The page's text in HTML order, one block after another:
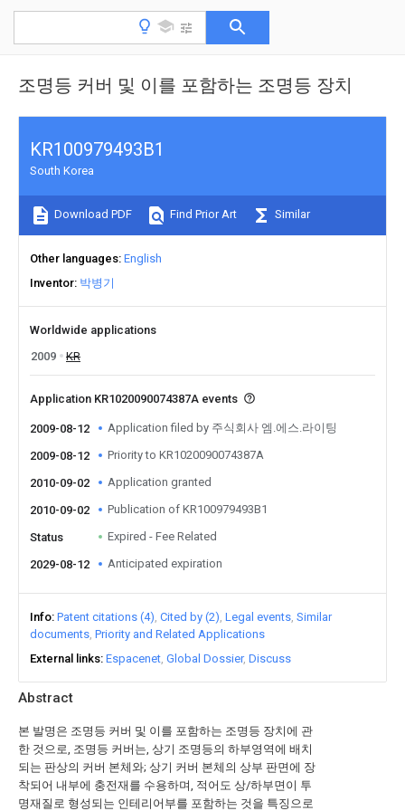
조명등 커버 및 이를 포함하는 조명등 장치
Abstract
본 발명은 조명등 커버 및 이를 포함하는 조명등 장치에 관
한 것으로, 조명등 커버는, 상기 조명등의 하부영역에 배치
되는 판상의 커버 본체와; 상기 커버 본체의 상부 판면에 장
착되어 내부에 충전재를 수용하며, 적어도 상/하부면이 투
명재질로 형성되는 인테리어부를 포함하는 것을 특징으로
KR100979493B1
South Korea
Download PDF Find Prior Art Similar
Other languages English
Inventor 박병기
Worldwide applications
2009
KR
Application KR1020090074387A events
2009-08-12 Application filed by 주식회사 엠.에스.라이팅
2009-08-12 Priority to KR1020090074387A
2010-09-02 Application granted
2010-09-02 Publication of KR100979493B1
Status Expired - Fee Related
2029-08-12 Anticipated expiration
Info Patent citations (4) Cited by (2) Legal events Similar
documents Priority and Related Applications
External links Espacenet Global Dossier Discuss